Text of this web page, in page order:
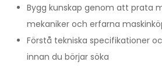
Bygg kunskap genom att prata
mekaniker och erfarna
Förstå tekniska specifikationer
innan du börjar söka